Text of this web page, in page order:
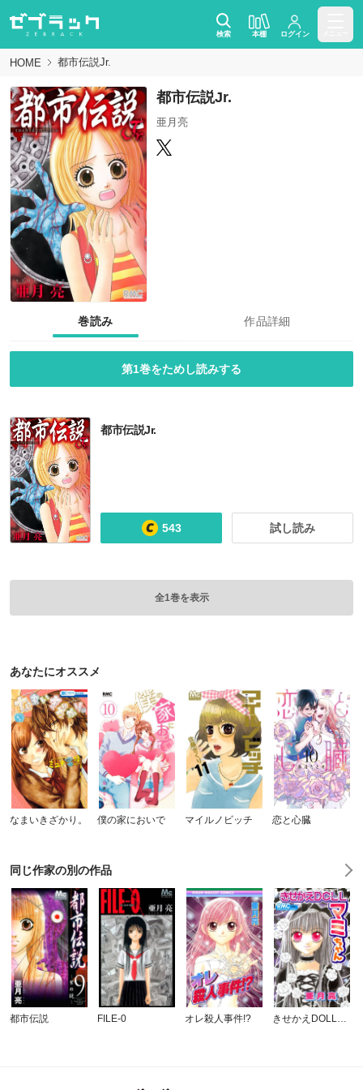
検索 本棚 ログイン
HOME 都市伝説Jr.
都市伝説Jr.
亜月亮
巻読み 作品詳細
第1巻をためし読みする
都市伝説Jr.
543 試し読み
全1巻を表示
あなたにオススメ
なまいきざかり。 僕の家においで マイルノビッチ 恋と心臓
同じ作家の別の作品
都市伝説 FILE-0 オレ殺人事件!? きせかえDOLLマミちゃん